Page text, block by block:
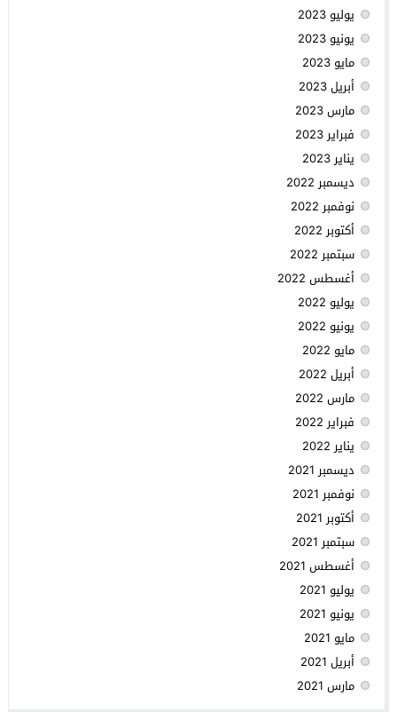
يوليو 2023
يونيو 2023
مايو 2023
أبريل 2023
مارس 2023
فبراير 2023
يناير 2023
ديسمبر 2022
نوفمبر 2022
أكتوبر 2022
سبتمبر 2022
أغسطس 2022
يوليو 2022
يونيو 2022
مايو 2022
أبريل 2022
مارس 2022
فبراير 2022
يناير 2022
ديسمبر 2021
نوفمبر 2021
أكتوبر 2021
سبتمبر 2021
أغسطس 2021
يوليو 2021
يونيو 2021
مايو 2021
أبريل 2021
مارس 2021